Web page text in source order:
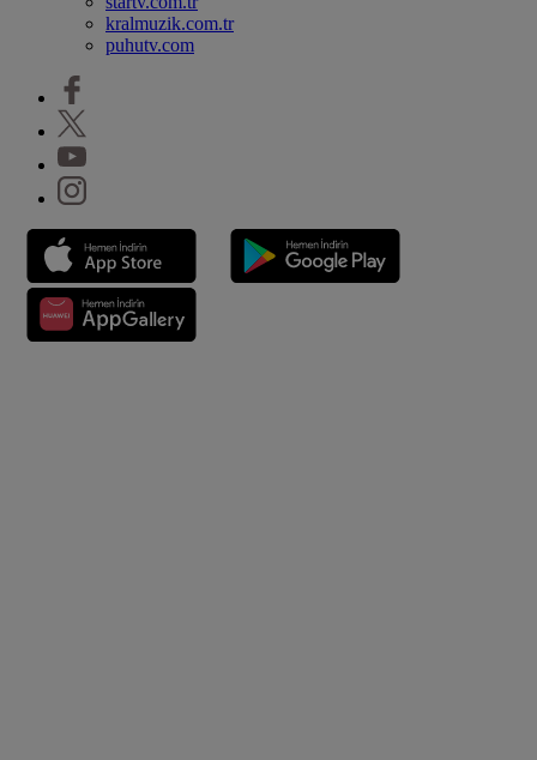
kralmuzik.com.tr
puhutv.com